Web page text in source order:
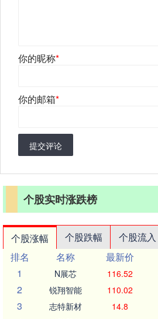
你的昵称*
你的邮箱*
提交评论
个股实时涨跌榜
个股涨幅 个股跌幅 个股流入
排名
名称 最新价
1
N展芯 116.52
2 锐翔智能 110.02
3 志特新材 14.8